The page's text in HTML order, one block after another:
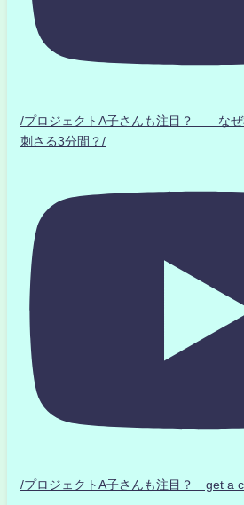
/プロジェクトA子さんも注目？ なぜ
刺さる3分間？/
/プロジェクトA子さんも注目？ get a